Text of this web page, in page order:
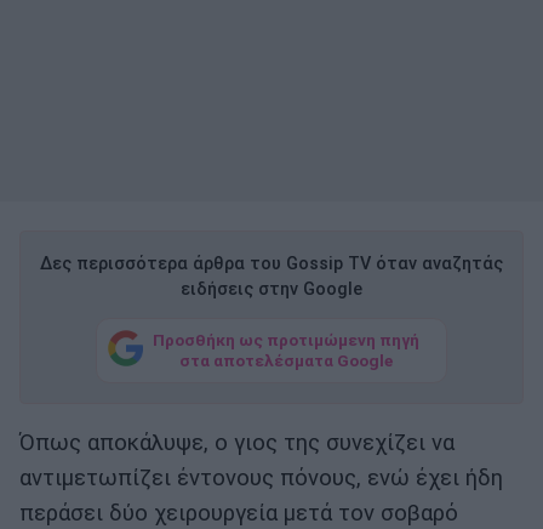
Δες περισσότερα άρθρα του Gossip TV όταν αναζητάς
ειδήσεις στην Google
Προσθήκη ως προτιμώμενη πηγή
στα αποτελέσματα Google
Όπως αποκάλυψε, ο γιος της συνεχίζει να
αντιμετωπίζει έντονους πόνους, ενώ έχει ήδη
περάσει δύο χειρουργεία μετά τον σοβαρό